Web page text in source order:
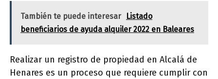
También te puede interesar
Listado
beneficiarios de ayuda alquiler 2022 en Baleares
Realizar un registro de propiedad en Alcalá de
Henares es un proceso que requiere cumplir con